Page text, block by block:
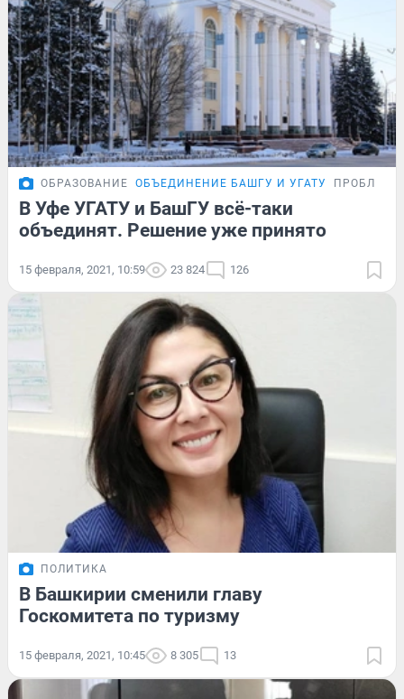
ОБРАЗОВАНИЕ ОБЪЕДИНЕНИЕ БАШГУ И УГАТУ ПРОБЛЕМА
В Уфе УГАТУ и БашГУ всё-таки
объединят. Решение уже принято
15 февраля, 2021, 10:59 23 824 126
ПОЛИТИКА
В Башкирии сменили главу
Госкомитета по туризму
15 февраля, 2021, 10:45 8 305 13